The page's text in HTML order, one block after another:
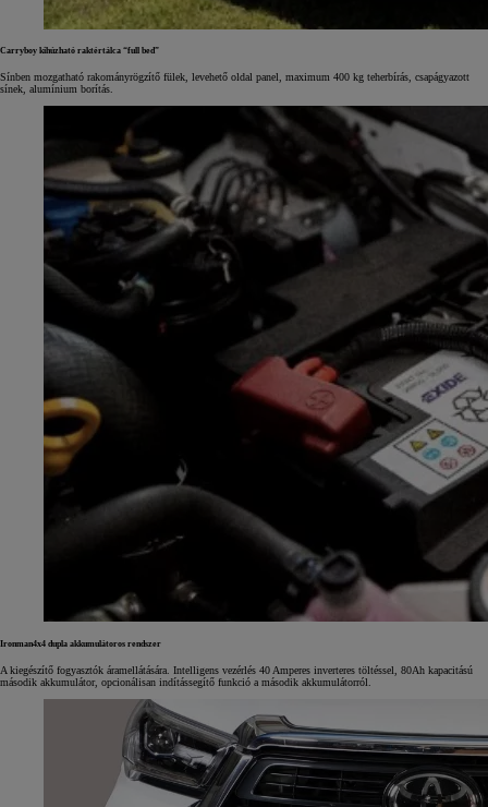
Carryboy kihúzható raktértálca “full bed”
Sínben mozgatható rakományrögzítő fülek, levehető oldal panel, maximum 400 kg teherbírás, csapágyazott
sínek, alumínium borítás.
Ironman4x4 dupla akkumulátoros rendszer
A kiegészítő fogyasztók áramellátására. Intelligens vezérlés 40 Amperes inverteres töltéssel, 80Ah kapacitású
második akkumulátor, opcionálisan indítássegítő funkció a második akkumulátorról.